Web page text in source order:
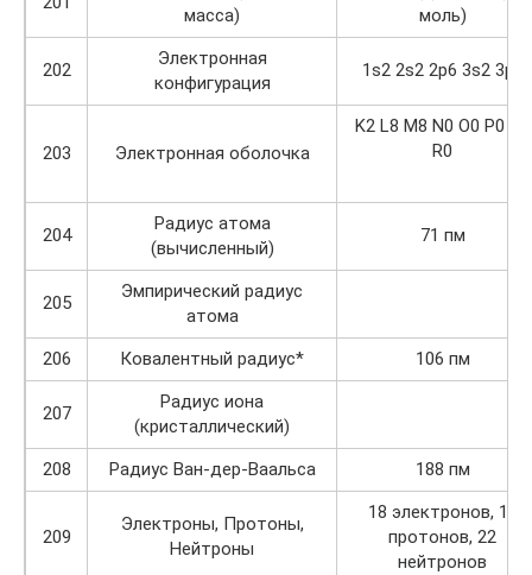
масса)
моль)
202
Электронная
конфигурация
1s2 2s2 2p6 3s2 3p6
203 Электронная оболочка
K2 L8 M8 N0 O0 P0 Q0
R0
204
Радиус атома
(вычисленный)
71 пм
205
Эмпирический радиус
атома
206
Ковалентный радиус* 106 пм
207
Радиус иона
(кристаллический)
208
Радиус Ван-дер-Ваальса 188 пм
209
Электроны, Протоны,
Нейтроны
18 электронов, 18
протонов, 22
нейтронов